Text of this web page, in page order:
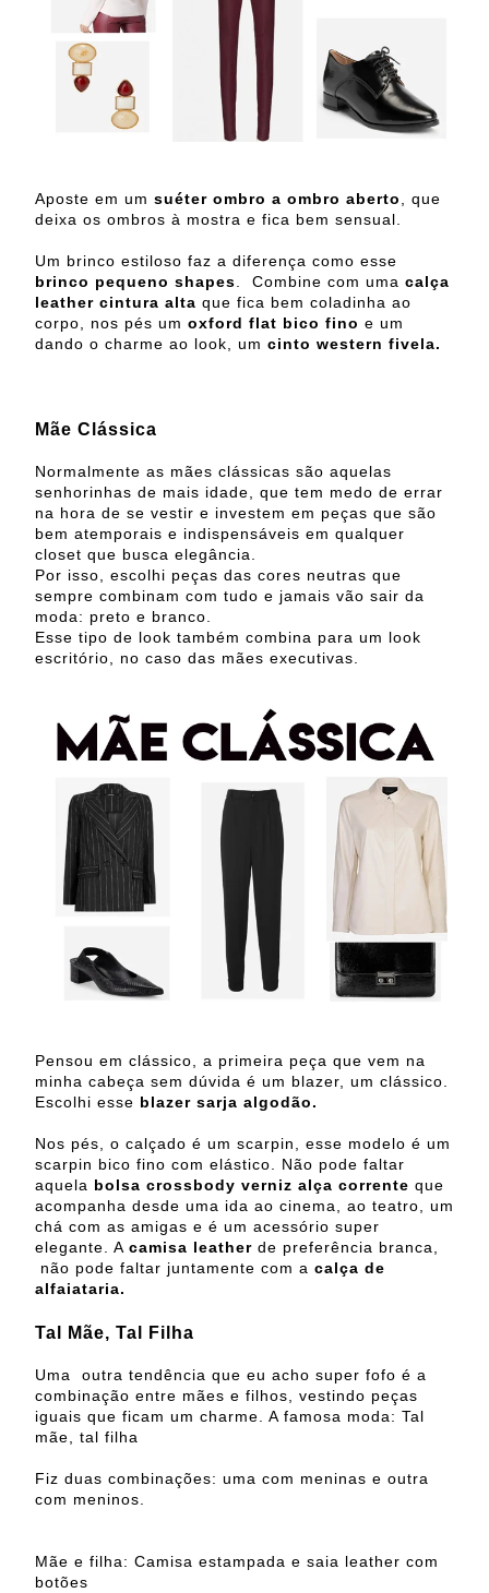
Aposte em um suéter ombro a ombro aberto
, que
deixa os ombros à mostra e fica bem sensual.
Um brinco estiloso faz a diferença como esse
brinco pequeno shapes . Combine com uma calça
leather cintura alta que fica bem coladinha ao
corpo, nos pés um oxford flat bico fino e um
dando o charme ao look, um cinto western fivela.
Mãe Clássica
Normalmente as mães clássicas são aquelas
senhorinhas de mais idade, que tem medo de errar
na hora de se vestir e investem em peças que são
bem atemporais e indispensáveis em qualquer
closet que busca elegância.
Por isso, escolhi peças das cores neutras que
sempre combinam com tudo e jamais vão sair da
moda: preto e branco.
Esse tipo de look também combina para um look
escritório, no caso das mães executivas.
Pensou em clássico, a primeira peça que vem na
minha cabeça sem dúvida é um blazer, um clássico.
Escolhi esse blazer sarja algodão.
Nos pés, o calçado é um scarpin, esse modelo é um
scarpin bico fino com elástico. Não pode faltar
aquela bolsa crossbody verniz alça corrente que
acompanha desde uma ida ao cinema, ao teatro, um
chá com as amigas e é um acessório super
elegante. A camisa leather de preferência branca,
não pode faltar juntamente com a calça de
alfaiataria.
Tal Mãe, Tal Filha
Uma outra tendência que eu acho super fofo é a
combinação entre mães e filhos, vestindo peças
iguais que ficam um charme. A famosa moda: Tal
mãe, tal filha
Fiz duas combinações: uma com meninas e outra
com meninos.
Mãe e filha: Camisa estampada e saia leather com
botões